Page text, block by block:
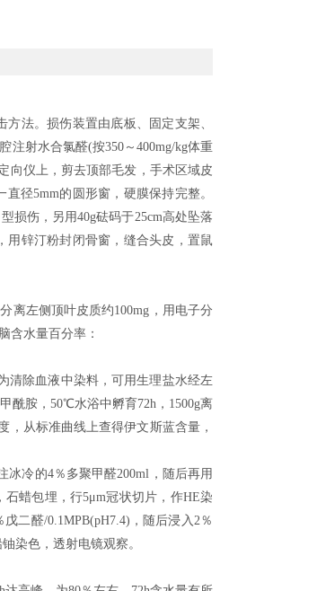
方法。损伤装置由底板、固定支架、
注射水合氯醛(按350～400mg/kg体重
向仪上，剪去顶部毛发，手术区域皮
径5mm的圆形窗，硬膜保持完整。
损伤，另用40g砝码于25cm高处坠落
用锌汀粉封闭骨窗，缝合头皮，置鼠
离左侧顶叶皮质约100mg，用电子分
含水量百分率：
清除血液中染料，可用生理盐水经左
酰胺，50℃水浴中孵育72h，1500g离
，从标准曲线上查得伊文斯蓝含量，
冷的4％多聚甲醛200ml，随后再用
蜡包埋，行5μm冠状切片，作HE染
二醛/0.1MPB(pH7.4)，随后浸入2％
染色，透射电镜观察。